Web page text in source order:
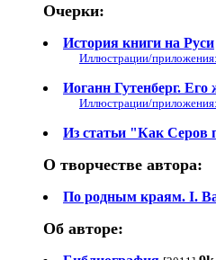
Очерки:
История книги на Руси
Иллюстрации/
Иоганн Гутенберг. Его
Иллюстрации/
Из статьи "Как Серов
О творчестве автора:
По родным краям. I.
Об авторе: